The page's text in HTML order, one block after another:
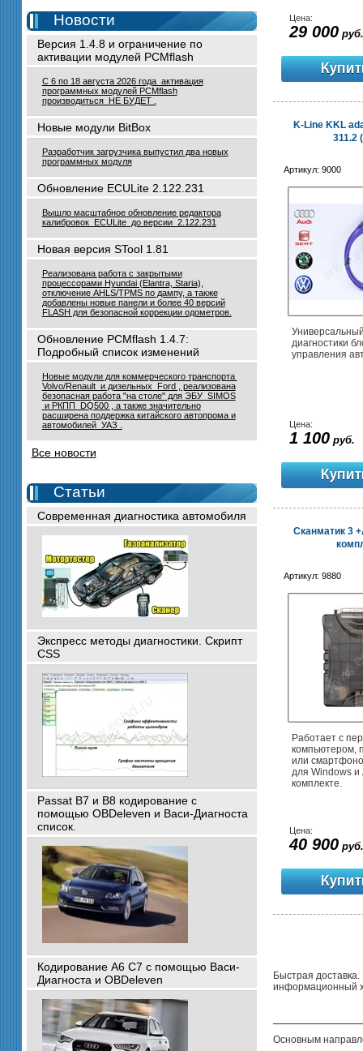
Новости
Версия 1.4.8 и ограничение по
активации модулей PCMflash
С 6 по 18 августа 2026 года активация
программных модулей PCMflash
производиться НЕ БУДЕТ .
Новые модули BitBox
Разработчик загрузчика выпустил два новых
программных модуля
Обновление ECULite 2.122.231
Вышло масштабное обновление редактора
калибровок ECULite до версии 2.122.231
Новая версия STool 1.81
Реализована работа с закрытыми
процессорами Hyundai (Elantra, Staria),
отключение AHLS/TPMS по дампу, а также
добавлены новые панели и более 40 версий
FLASH для безопасной коррекции одометров.
Обновление PCMflash 1.4.7:
Подробный список изменений
Новые модули для коммерческого транспорта
Volvo/Renault и дизельных Ford , реализована
безопасная работа "на столе" для ЭБУ SIMOS
и РКПП DQ500 , а также значительно
расширена поддержка китайского автопрома и
автомобилей УАЗ .
Все новости
Статьи
Современная диагностика автомобиля
Экспресс методы диагностики. Скрипт
CSS
Passat B7 и B8 кодирование с
помощью OBDeleven и Васи-Диагноста
список.
Кодирование A6 C7 с помощью Васи-
Диагноста и OBDeleven
Цена:
29 000руб.
K-Line KKL
311.2
Артикул: 9000
диагностики
управления
Цена:
1 100руб.
Сканматик 3
Артикул: 9880
Работает с
компьютером,
или
для Windows и
комплекте.
Цена:
40 900руб.
Быстрая
информационный
Основным